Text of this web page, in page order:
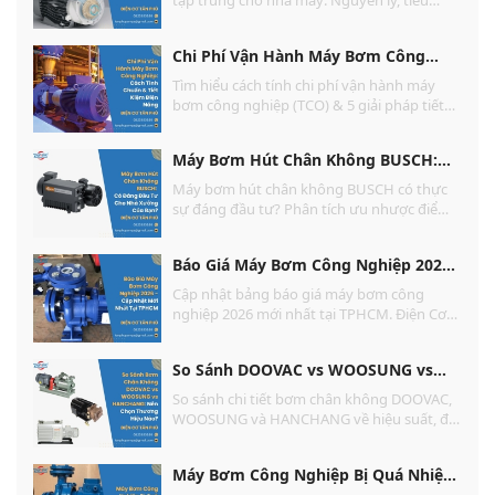
Chi Phí Vận Hành Máy Bơm Công
Nghiệp: Cách Tính & Tiết Kiệm
Tìm hiểu cách tính chi phí vận hành máy
bơm công nghiệp (TCO) & 5 giải pháp tiết
Máy Bơm Hút Chân Không BUSCH:
Có Đáng Đầu Tư Không?
Máy bơm hút chân không BUSCH có thực
sự đáng đầu tư? Phân tích ưu nhược điểm,
Báo Giá Máy Bơm Công Nghiệp 2026 -
Cập Nhật Mới Nhất
Cập nhật bảng báo giá máy bơm công
nghiệp 2026 mới nhất tại TPHCM. Điện Cơ
So Sánh DOOVAC vs WOOSUNG vs
HANCHANG: Nên Chọn Hãng Nào?
So sánh chi tiết bơm chân không DOOVAC,
WOOSUNG và HANCHANG về hiệu suất, độ
Máy Bơm Công Nghiệp Bị Quá Nhiệt: